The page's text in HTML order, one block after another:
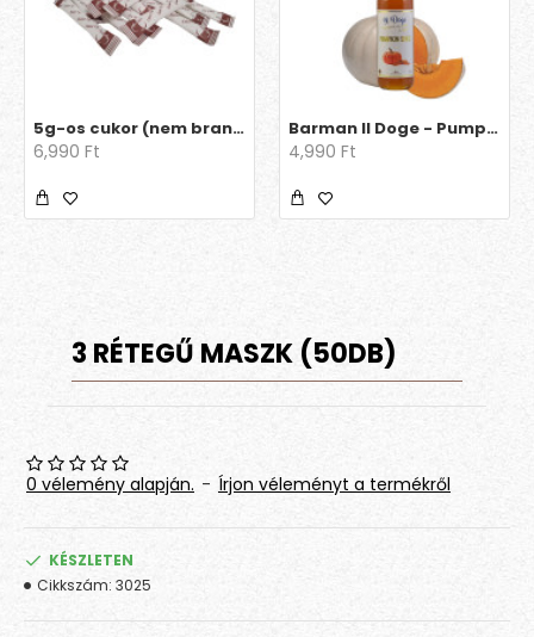
5g-os cukor (nem brandingelt)
6,990 Ft
Barman Il Doge - Pumpkin Spice 0.7l
4,990 Ft
3 RÉTEGŰ MASZK (50DB)
0 vélemény alapján. - Írjon véleményt a termékről
KÉSZLETEN
Cikkszám: 3025